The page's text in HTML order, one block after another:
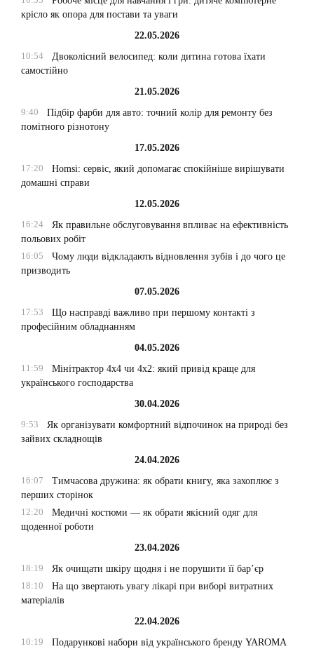
крісло як опора для постави та уваги
22.05.2026
10:54
Двоколісний велосипед: коли дитина готова їхати
самостійно
21.05.2026
9:40
Підбір фарби для авто: точний колір для ремонту без
помітного різнотону
17.05.2026
17:20
Homsi: сервіс, який допомагає спокійніше вирішувати
домашні справи
12.05.2026
16:24
Як правильне обслуговування впливає на ефективність
польових робіт
16:05
Чому люди відкладають відновлення зубів і до чого це
призводить
07.05.2026
17:53
Що насправді важливо при першому контакті з
професійним обладнанням
04.05.2026
11:59
Мінітрактор 4х4 чи 4х2: який привід краще для
українського господарства
30.04.2026
9:53
Як організувати комфортний відпочинок на природі без
зайвих складнощів
24.04.2026
16:07
Тимчасова дружина: як обрати книгу, яка захоплює з
перших сторінок
12:20
Медичні костюми — як обрати якісний одяг для
щоденної роботи
23.04.2026
18:19
Як очищати шкіру щодня і не порушити її бар’єр
18:10
На що звертають увагу лікарі при виборі витратних
матеріалів
22.04.2026
10:19
Подарункові набори від українського бренду YAROMA